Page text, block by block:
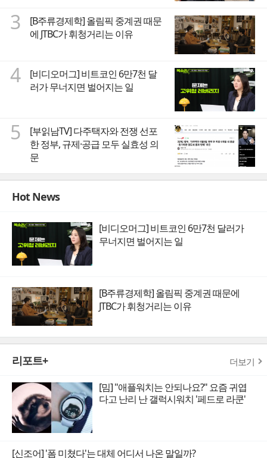
3
[B주류경제학] 올림픽 중계권 때문
에 JTBC가 휘청거리는 이유
4
[비디오머그] 비트코인 6만7천 달
러가 무너지면 벌어지는 일
5
[부읽남TV] 다주택자와 전쟁 선포
한 정부, 규제·공급 모두 실효성 의
문
Hot News
[비디오머그] 비트코인 6만7천 달러가
무너지면 벌어지는 일
[B주류경제학] 올림픽 중계권 때문에
JTBC가 휘청거리는 이유
리포트+ 더보기
[밈] "애플워치는 안되나요?" 요즘 귀엽
다고 난리 난 갤럭시워치 '페드로 라쿤'
[신조어] '폼 미쳤다'는 대체 어디서 나온 말일까?